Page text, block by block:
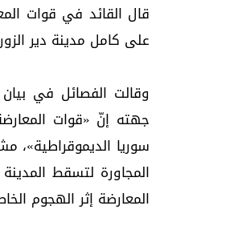
قال القائد في قوات
على كامل مدينة دير
وقالت الفصائل في
جهته إنّ «قوات
سوريا الديموقراطية»،
المجاورة لتسقط
المعارضة إثر الهجوم الخاطف